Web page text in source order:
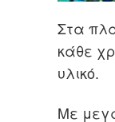
Στα
κάθε
υλικό.
Με